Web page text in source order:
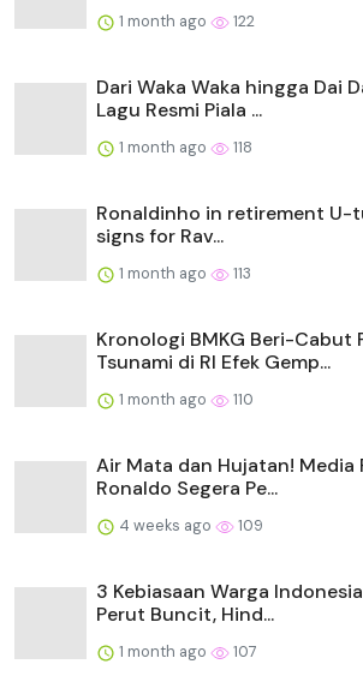
1 month ago 122
Dari Waka Waka hingga Dai
Lagu Resmi Piala ...
1 month ago 118
Ronaldinho in retirement U-
signs for Rav...
1 month ago 113
Kronologi BMKG Beri-Cabut
Tsunami di RI Efek Gemp...
1 month ago 110
Air Mata dan Hujatan!
Ronaldo Segera Pe...
4 weeks ago 109
3 Kebiasaan Warga
Perut Buncit, Hind...
1 month ago 107